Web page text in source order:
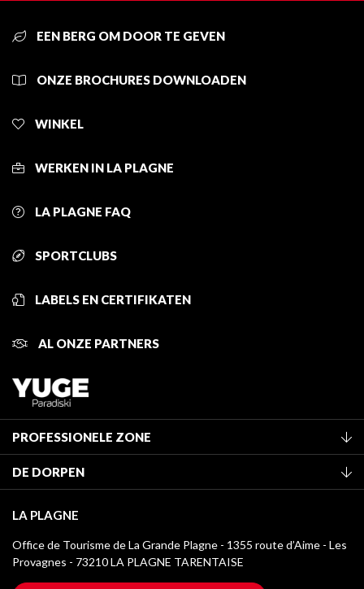
EEN BERG OM DOOR TE GEVEN
ONZE BROCHURES DOWNLOADEN
WINKEL
WERKEN IN LA PLAGNE
LA PLAGNE FAQ
SPORTCLUBS
LABELS EN CERTIFIKATEN
AL ONZE PARTNERS
PROFESSIONELE ZONE
Classificatie van de gemeubileerde accommodaties
Verblijfstaks
Mediatheek
La Plagne logo's
DE DORPEN
Montchavin - Les Coches
Champagny-en-Vanoise
LA PLAGNE
Office de Tourisme de La Grande Plagne - 1355 route d’Aime - Les
Provagnes - 73210 LA PLAGNE TARENTAISE